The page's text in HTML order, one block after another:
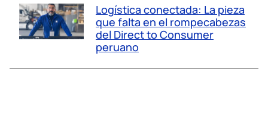
Logística conectada: La pieza
que falta en el rompecabezas
del Direct to Consumer
peruano